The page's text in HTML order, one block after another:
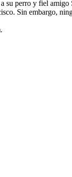
su perro y fiel
Sin embargo,